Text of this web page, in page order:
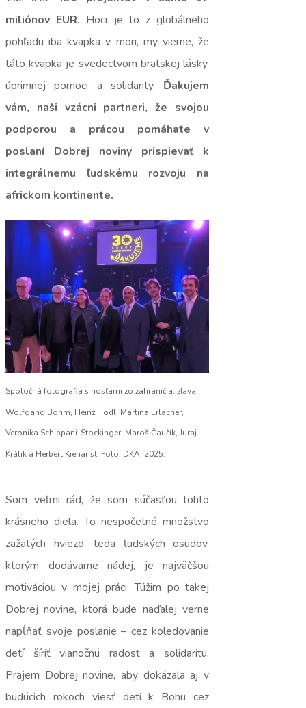
miliónov EUR. Hoci je to z globálneho
pohľadu iba kvapka v mori, my vieme, že
táto kvapka je svedectvom bratskej lásky,
úprimnej pomoci a solidarity. Ďakujem
vám, naši vzácni partneri, že svojou
podporou a prácou pomáhate v
poslaní Dobrej noviny prispievať k
integrálnemu ľudskému rozvoju na
africkom kontinente.
Spoločná fotografia s hosťami zo zahraničia: zľava
Wolfgang Böhm, Heinz Hödl, Martina Erlacher,
Veronika Schippani-Stockinger, Maroš Čaučík, Juraj
Králik a Herbert Kienanst. Foto: DKA, 2025.
Som veľmi rád, že som súčasťou tohto
krásneho diela. To nespočetné množstvo
zažatých hviezd, teda ľudských osudov,
ktorým dodávame nádej, je najväčšou
motiváciou v mojej práci. Túžim po takej
Dobrej novine, ktorá bude naďalej verne
napĺňať svoje poslanie – cez koledovanie
detí šíriť vianočnú radosť a solidaritu.
Prajem Dobrej novine, aby dokázala aj v
budúcich rokoch viesť deti k Bohu cez